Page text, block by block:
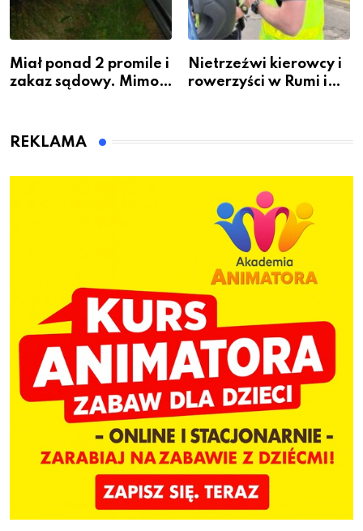
Miał ponad 2 promile i
zakaz sądowy. Mimo
Bolszewie i uderzył w
Nietrzeźwi kierowcy i
rowerzyści w Rumi i
REKLAMA